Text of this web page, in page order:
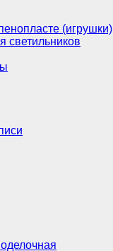
(игрушки)
светильников